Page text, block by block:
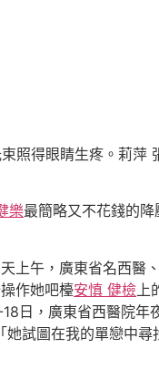
照得眼睛生疼。莉萍
樂最簡略又不花錢的
上午，廣東省名西醫
作她吧檯安慎 健檢 上
日，廣東省西醫院年
試圖在我的單戀中